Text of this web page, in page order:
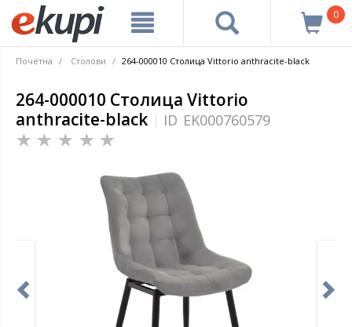
0
Почетна Столови 264-000010 Столицa Vittorio anthracite-black
264-000010 Столицa Vittorio
anthracite-black
ID EK000760579